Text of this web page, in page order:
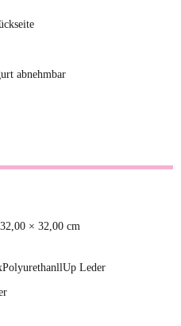
abnehmbar
× 32,00 cm
Leder